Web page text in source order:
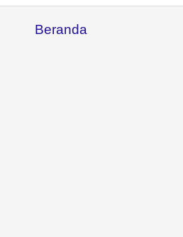
Beranda